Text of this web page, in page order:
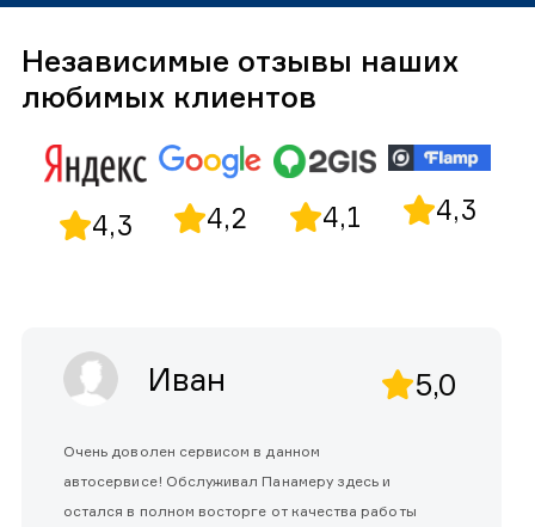
Независимые отзывы наших
любимых клиентов
4,3 4,2 4,1 4,3
Иван 5,0
Очень доволен сервисом в данном
автосервисе! Обслуживал Панамеру здесь и
остался в полном восторге от качества работы